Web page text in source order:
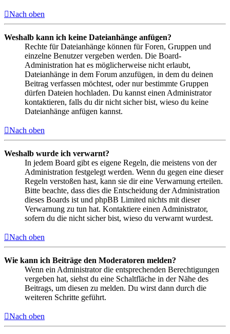
Nach oben
Weshalb kann ich keine Dateianhänge anfügen?
Rechte für Dateianhänge können für Foren, Gruppen und
einzelne Benutzer vergeben werden. Die Board-
Administration hat es möglicherweise nicht erlaubt,
Dateianhänge in dem Forum anzufügen, in dem du deinen
Beitrag verfassen möchtest, oder nur bestimmte Gruppen
dürfen Dateien hochladen. Du kannst einen Administrator
kontaktieren, falls du dir nicht sicher bist, wieso du keine
Dateianhänge anfügen kannst.
Nach oben
Weshalb wurde ich verwarnt?
In jedem Board gibt es eigene Regeln, die meistens von der
Administration festgelegt werden. Wenn du gegen eine dieser
Regeln verstoßen hast, kann sie dir eine Verwarnung erteilen.
Bitte beachte, dass dies die Entscheidung der Administration
dieses Boards ist und phpBB Limited nichts mit dieser
Verwarnung zu tun hat. Kontaktiere einen Administrator,
sofern du die nicht sicher bist, wieso du verwarnt wurdest.
Nach oben
Wie kann ich Beiträge den Moderatoren melden?
Wenn ein Administrator die entsprechenden Berechtigungen
vergeben hat, siehst du eine Schaltfläche in der Nähe des
Beitrags, um diesen zu melden. Du wirst dann durch die
weiteren Schritte geführt.
Nach oben